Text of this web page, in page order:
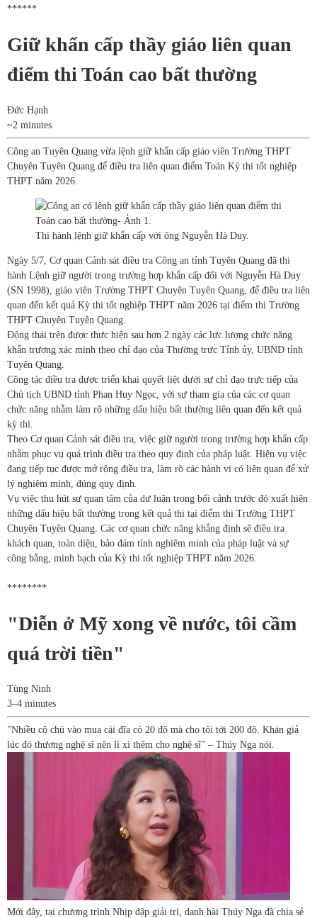
******
Giữ khẩn cấp thầy giáo liên quan
điểm thi Toán cao bất thường
Đức Hạnh
~2 minutes
Công an Tuyên Quang vừa lệnh giữ khẩn cấp giáo viên Trường THPT
Chuyên Tuyên Quang để điều tra liên quan điểm Toán Kỳ thi tốt nghiệp
THPT năm 2026.
Thi hành lệnh giữ khẩn cấp với ông Nguyễn Hà Duy.
Ngày 5/7, Cơ quan Cảnh sát điều tra Công an tỉnh Tuyên Quang đã thi
hành Lệnh giữ người trong trường hợp khẩn cấp đối với Nguyễn Hà Duy
(SN 1998), giáo viên Trường THPT Chuyên Tuyên Quang, để điều tra liên
quan đến kết quả Kỳ thi tốt nghiệp THPT năm 2026 tại điểm thi Trường
THPT Chuyên Tuyên Quang.
Động thái trên được thực hiện sau hơn 2 ngày các lực lượng chức năng
khẩn trương xác minh theo chỉ đạo của Thường trực Tỉnh ủy, UBND tỉnh
Tuyên Quang.
Công tác điều tra được triển khai quyết liệt dưới sự chỉ đạo trực tiếp của
Chủ tịch UBND tỉnh Phan Huy Ngọc, với sự tham gia của các cơ quan
chức năng nhằm làm rõ những dấu hiệu bất thường liên quan đến kết quả
kỳ thi.
Theo Cơ quan Cảnh sát điều tra, việc giữ người trong trường hợp khẩn cấp
nhằm phục vụ quá trình điều tra theo quy định của pháp luật. Hiện vụ việc
đang tiếp tục được mở rộng điều tra, làm rõ các hành vi có liên quan để xử
lý nghiêm minh, đúng quy định.
Vụ việc thu hút sự quan tâm của dư luận trong bối cảnh trước đó xuất hiện
những dấu hiệu bất thường trong kết quả thi tại điểm thi Trường THPT
Chuyên Tuyên Quang. Các cơ quan chức năng khẳng định sẽ điều tra
khách quan, toàn diện, bảo đảm tính nghiêm minh của pháp luật và sự
công bằng, minh bạch của Kỳ thi tốt nghiệp THPT năm 2026.
********
"Diễn ở Mỹ xong về nước, tôi cầm
quá trời tiền"
Tùng Ninh
3–4 minutes
"Nhiều cô chú vào mua cái đĩa có 20 đô mà cho tôi tới 200 đô. Khán giả
lúc đó thương nghệ sĩ nên lì xì thêm cho nghệ sĩ" – Thúy Nga nói.
Mới đây, tại chương trình Nhịp đập giải trí, danh hài Thúy Nga đã chia sẻ